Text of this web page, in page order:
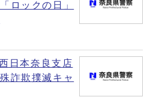
ロックの日」
日本奈良支店
詐欺撲滅キャ